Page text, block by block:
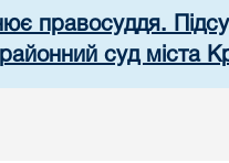
правосуддя.
районний суд міста